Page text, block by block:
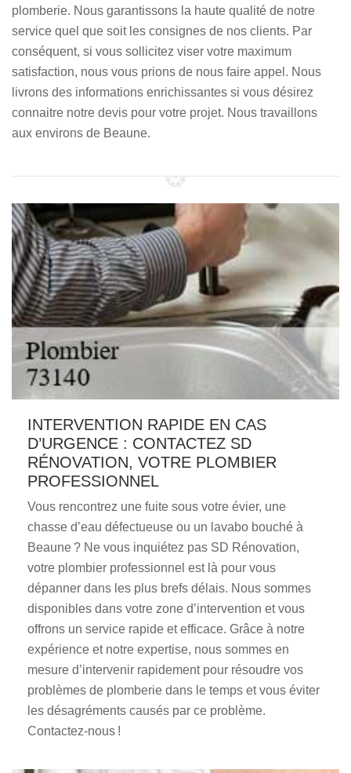
plomberie. Nous garantissons la haute qualité de notre
service quel que soit les consignes de nos clients. Par
conséquent, si vous sollicitez viser votre maximum
satisfaction, nous vous prions de nous faire appel. Nous
livrons des informations enrichissantes si vous désirez
connaitre notre devis pour votre projet. Nous travaillons
aux environs de Beaune.
INTERVENTION RAPIDE EN CAS
D’URGENCE : CONTACTEZ SD
RÉNOVATION, VOTRE PLOMBIER
PROFESSIONNEL
Vous rencontrez une fuite sous votre évier, une
chasse d’eau défectueuse ou un lavabo bouché à
Beaune ? Ne vous inquiétez pas SD Rénovation,
votre plombier professionnel est là pour vous
dépanner dans les plus brefs délais. Nous sommes
disponibles dans votre zone d’intervention et vous
offrons un service rapide et efficace. Grâce à notre
expérience et notre expertise, nous sommes en
mesure d’intervenir rapidement pour résoudre vos
problèmes de plomberie dans le temps et vous éviter
les désagréments causés par ce problème.
Contactez-nous !